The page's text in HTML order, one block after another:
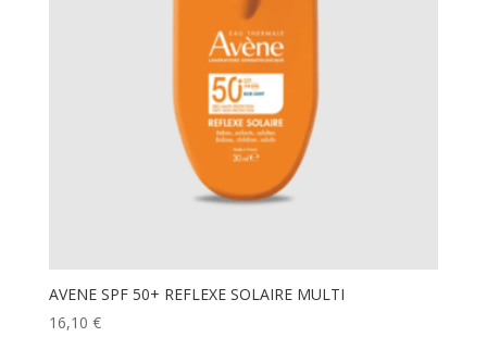
AVENE SPF 50+ REFLEXE SOLAIRE MULTI
16,10 €